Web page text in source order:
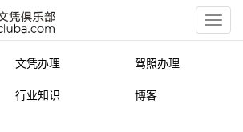
文凭办理 驾照办理
行业知识 博客